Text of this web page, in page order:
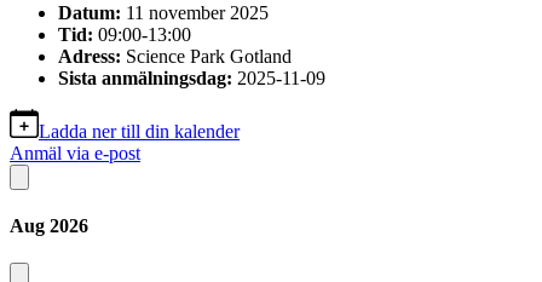
Datum: 11 november 2025
Tid: 09:00-13:00
Adress: Science Park Gotland
Sista anmälningsdag: 2025-11-09
Ladda ner till din kalender
Anmäl via e-post
Aug 2026